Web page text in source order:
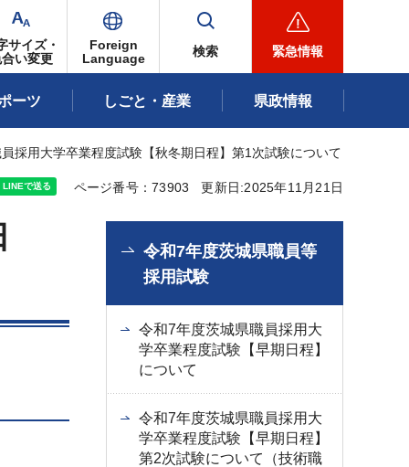
サイズ・
い変更
Foreign
Language
検索 緊急情報
ーツ しごと・産業 県政情報
採用大学卒業程度試験【秋冬期日程】第1次試験について
ページ番号：73903 更新日:2025年11月21日
令和7年度茨城県職員等
採用試験
令和7年度茨城県職員採用大
学卒業程度試験【早期日程】
について
令和7年度茨城県職員採用大
学卒業程度試験【早期日程】
第2次試験について（技術職